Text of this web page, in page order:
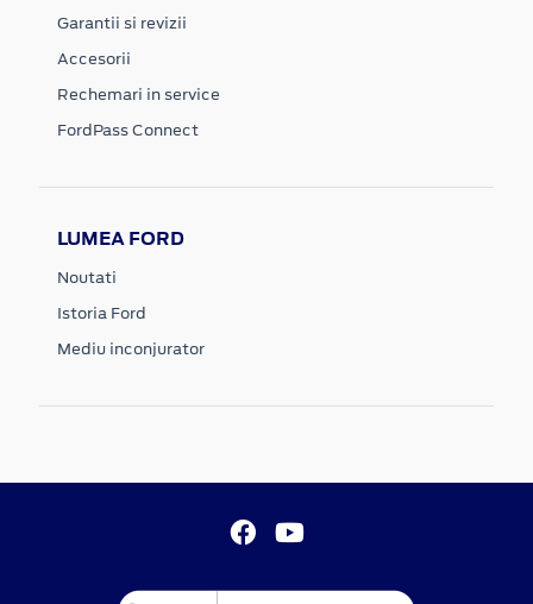
Garantii si revizii
Accesorii
Rechemari in service
FordPass Connect
LUMEA FORD
Noutati
Istoria Ford
Mediu inconjurator